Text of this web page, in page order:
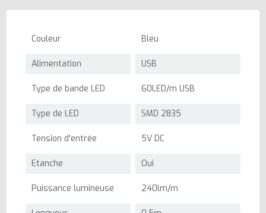
Couleur Bleu
Alimentation USB
Type de bande LED 60LED/m USB
Type de LED SMD 2835
Tension d'entrée 5V DC
Etanche Oui
Puissance lumineuse 240lm/m